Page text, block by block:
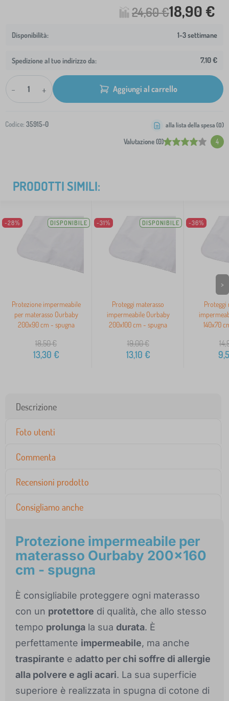
24,60 €18,90 €
1-3 settimane
Spedizione al tuo indirizzo da: 7,10 €
- + Aggiungi al carrello
Codice: 35915-0
Valutazione (0) 4
alla lista della spesa (0)
PRODOTTI SIMILI:
-28% DISPONIBILE
Protezione impermeabile
per materasso Ourbaby
200x90 cm - spugna
18,50€
13,30 €
-31% DISPONIBILE
Proteggi materasso
impermeabile Ourbaby
200x100 cm - spugna
19,00€
13,10 €
-36%
Proteggi
140x70
>
Descrizione
Foto utenti
Commenta
Recensioni prodotto
Consigliamo anche
Protezione impermeabile per
materasso Ourbaby 200x160
cm - spugna
È consigliabile proteggere ogni materasso
con un protettore di qualità, che allo stesso
tempo prolunga la sua durata. È
perfettamente impermeabile, ma anche
traspirante e adatto per chi soffre di allergie
alla polvere e agli acari. La sua superficie
superiore è realizzata in spugna di cotone di